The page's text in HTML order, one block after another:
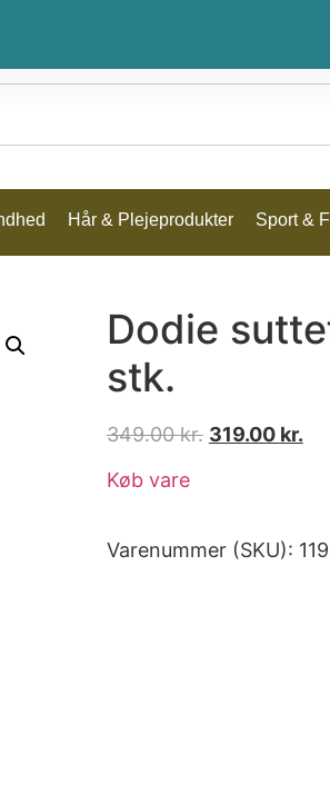
Hår & Plejeprodukter Sport &
Dodie
stk.
349.00kr. 319.00 kr.
Køb vare
Varenummer (SKU):